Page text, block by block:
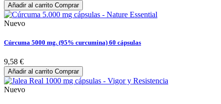
Añadir al carrito Comprar
Nuevo
Cúrcuma 5000 mg. (95% curcumina) 60 cápsulas
9,58 €
Añadir al carrito Comprar
Nuevo